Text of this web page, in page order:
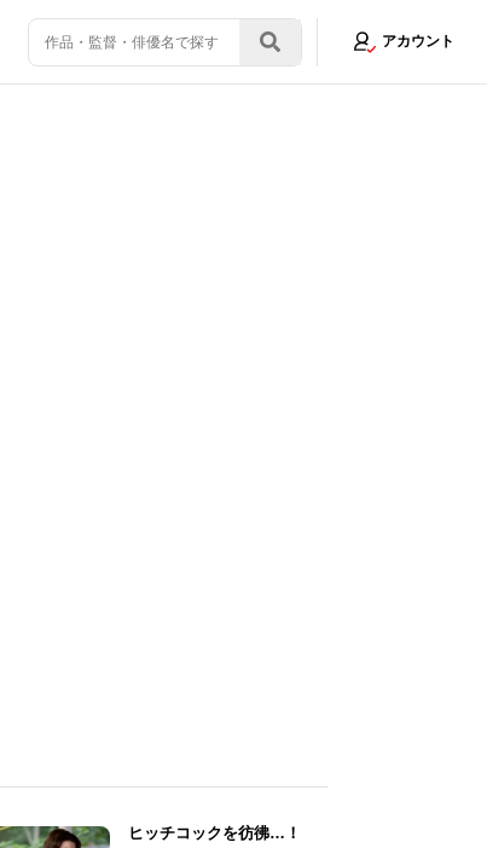
アカウント
ヒッチコックを彷彿…！